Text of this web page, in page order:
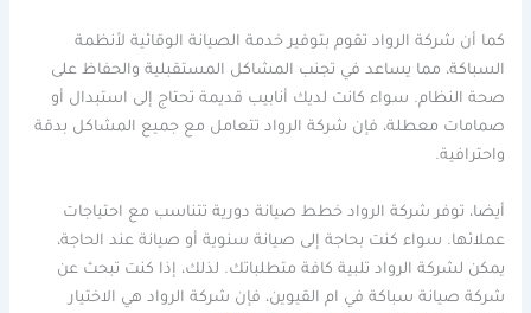
كما أن شركة الرواد تقوم بتوفير خدمة الصيانة الوقائية لأنظمة
السباكة، مما يساعد في تجنب المشاكل المستقبلية والحفاظ على
صحة النظام. سواء كانت لديك أنابيب قديمة تحتاج إلى استبدال أو
صمامات معطلة، فإن شركة الرواد تتعامل مع جميع المشاكل بدقة
واحترافية.
أيضا، توفر شركة الرواد خطط صيانة دورية تتناسب مع احتياجات
عملائها. سواء كنت بحاجة إلى صيانة سنوية أو صيانة عند الحاجة،
يمكن لشركة الرواد تلبية كافة متطلباتك. لذلك، إذا كنت تبحث عن
شركة صيانة سباكة في ام القيوين، فإن شركة الرواد هي الاختيار